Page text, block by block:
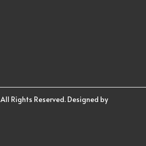
All Rights Reserved. Designed by